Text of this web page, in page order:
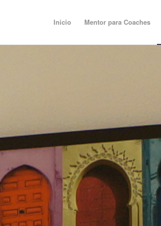
Inicio Mentor para Coaches